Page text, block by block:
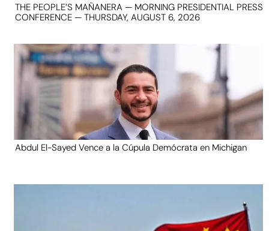
THE PEOPLE’S MAÑANERA — MORNING PRESIDENTIAL PRESS
CONFERENCE — THURSDAY, AUGUST 6, 2026
Abdul El-Sayed Vence a la Cúpula Demócrata en Michigan